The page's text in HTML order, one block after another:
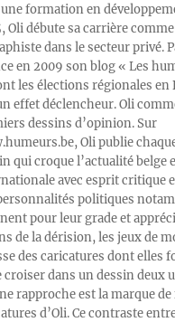
une formation en
Oli débute sa carrière
dans le secteur privé.
en 2009 son blog « Les
les élections régionales en
effet déclencheur. Oli
dessins d’opinion. Sur
Oli publie
qui croque l’actualité belge
avec esprit critique
politiques
pour leur grade et
de la dérision, les jeux de
des caricatures dont elles
croiser dans un dessin deux
rapproche est la marque de
d’Oli. Ce contraste